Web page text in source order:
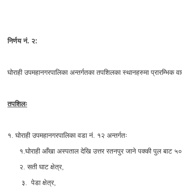
निर्णय नं. २:
घोराही उपमहानगरपालिका अन्तर्गतका तपशिलका स्थानहरुमा प्रारम्भिक
तपशिलः
१. घोराही उपमहानगरपालिका वडा नं. १२ अन्तर्गतः
१.घोराही आँखा अस्पताल देखि उत्तर रतनपुर जाने पक्की पुल बाट
२. सती घाट क्षेत्र,
३. पेडा क्षेत्र,